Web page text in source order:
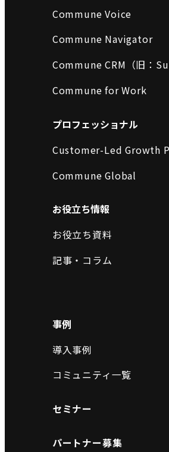
Commune Voice
Commune Navigator
Commune CRM（旧：
Commune for Work
プロフェッショナル
Customer-Led Growth
Commune Global
お役立ち情報
お役立ち資料
記事・コラム
事例
導入事例
コミュニティ一覧
セミナー
パートナー募集